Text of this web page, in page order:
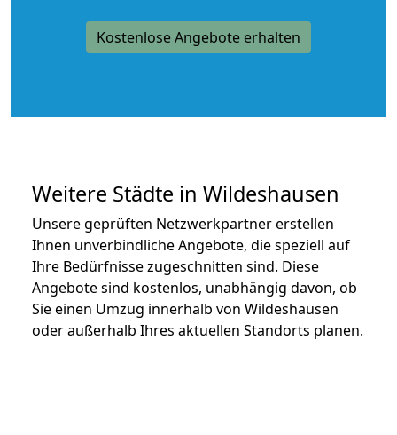
Kostenlose Angebote erhalten
Weitere Städte in Wildeshausen
Unsere geprüften Netzwerkpartner erstellen
Ihnen unverbindliche Angebote, die speziell auf
Ihre Bedürfnisse zugeschnitten sind. Diese
Angebote sind kostenlos, unabhängig davon, ob
Sie einen Umzug innerhalb von Wildeshausen
oder außerhalb Ihres aktuellen Standorts planen.